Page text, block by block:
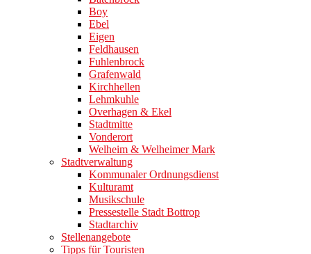
Boy
Ebel
Eigen
Feldhausen
Fuhlenbrock
Grafenwald
Kirchhellen
Lehmkuhle
Overhagen & Ekel
Stadtmitte
Vonderort
Welheim & Welheimer Mark
Stadtverwaltung
Kommunaler Ordnungsdienst
Kulturamt
Musikschule
Pressestelle Stadt Bottrop
Stadtarchiv
Stellenangebote
Tipps für Touristen